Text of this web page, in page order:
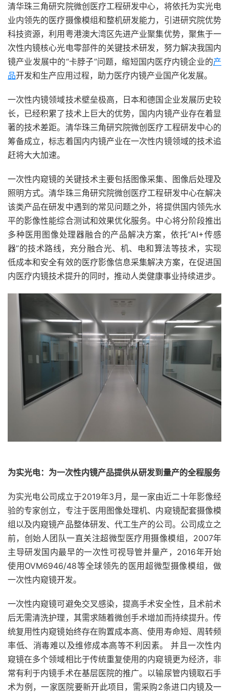
清华珠三角研究院微创医疗工程研发中心，将依托为实光电
业内领先的医疗摄像模组和整机研发能力，引进研究院优势
科技资源，利用粤港澳大湾区先进产业聚集优势，聚焦于一
次性内镜核心光电零部件的关键技术研发，努力解决我国内
镜产业发展中的“卡脖子”问题，缩短国内医疗内镜企业的产
品开发和生产应用过程，助力医疗内镜产业国产化发展。
一次性内镜领域技术壁垒极高，日本和德国企业发展历史较
长，已经积累了技术上巨大的优势，国内内镜产业存在着显
著的技术差距。清华珠三角研究院微创医疗工程研发中心的
筹备成立，标志着国内内镜产业在一次性内镜领域的技术追
赶将大大加速。
一次性内窥镜的关键技术主要包括图像采集、图像后处理及
照明方式。清华珠三角研究院微创医疗工程研发中心在解决
该类产品在研发中遇到的常见问题之外，将提供国内领先水
平的影像性能综合测试和效果优化服务。中心将分阶段推出
多种医用图像处理器融合的产品解决方案，依托“AI+传感
器”的技术路线，充分融合光、机、电和算法等技术，实现
低成本和安全有效的医疗影像信息采集解决方案，在促进国
内医疗内镜技术提升的同时，推动人类健康事业持续进步。
为实光电：为一次性内镜产品提供从研发到量产的全程服务
为实光电公司成立于2019年3月，是一家由近二十年影像经
验的专家创立，专注于医用图像处理机、内窥镜配套摄像模
组以及内窥镜产品整体研发、代工生产的公司。公司成立之
前，创始人团队一直关注超微型医疗用摄像模组，2007年
主导研发国内最早的一次性可视导管并量产，2016年开始
使用OVM6946/48等全球领先的医用超微型摄像模组，做
一次性内窥镜开发。
一次性内窥镜可避免交叉感染，提高手术安全性，且术前术
后无需清洗护理，其需求随着微创手术增加而持续提升。传
统复用性内窥镜始终存在购置成本高、使用寿命短、周转频
率低、消毒难以及维修成本高等不利因素。 并且一次性内
窥镜在多个领域相比于传统重复使用的内窥镜更为经济，非
常有利于内镜手术在基层医院的推广。以输尿管内镜取石手
术为例，一家医院要新开此项目，需采购2条进口内镜及一